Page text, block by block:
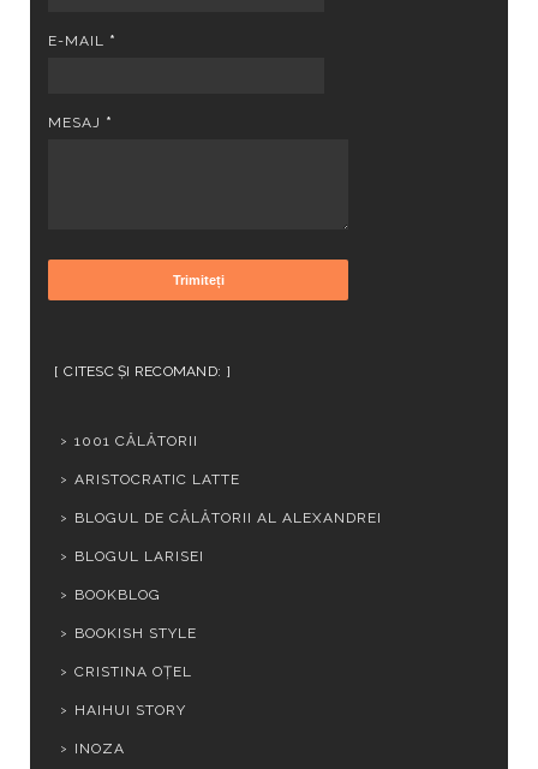
E-MAIL *
MESAJ *
CITESC ȘI RECOMAND:
1001 CĂLĂTORII
ARISTOCRATIC LATTE
BLOGUL DE CĂLĂTORII AL ALEXANDREI
BLOGUL LARISEI
BOOKBLOG
BOOKISH STYLE
CRISTINA OȚEL
HAIHUI STORY
INOZA